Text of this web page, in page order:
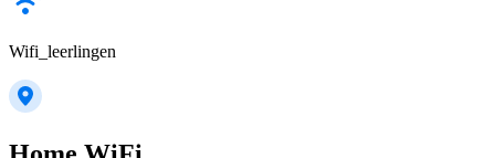
Wifi_leerlingen